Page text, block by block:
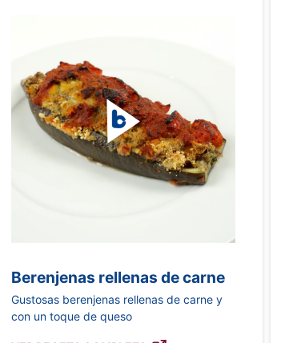
Berenjenas rellenas de carne
Gustosas berenjenas rellenas de carne y
con un toque de queso